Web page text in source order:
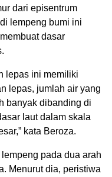
dari episentrum
lempeng bumi ini
dasar
lepas ini memiliki
lepas, jumlah air yang
banyak dibanding di
laut dalam skala
kata Beroza.
pada dua arah
Menurut dia, peristiwa